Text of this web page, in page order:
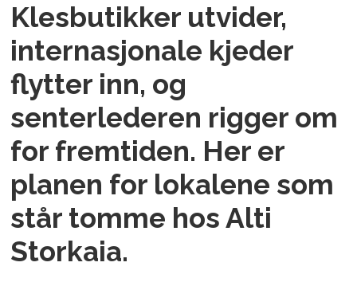
Klesbutikker utvider,
internasjonale kjeder
flytter inn, og
senterlederen rigger om
for fremtiden. Her er
planen for lokalene som
står tomme hos Alti
Storkaia.